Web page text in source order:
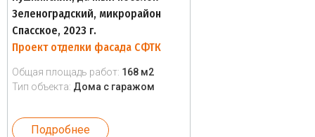
Зеленоградский, микрорайон
Спасское, 2023 г.
Проект отделки фасада СФТК
Общая площадь работ: 168 м2
Тип объекта: Дома с гаражом
Подробнее